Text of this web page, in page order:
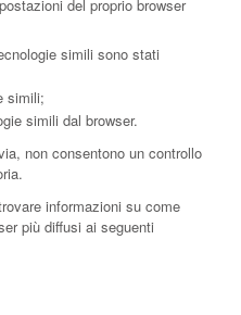
del proprio browser
simili sono stati
simili;
simili dal browser.
non consentono un controllo
informazioni su come
più diffusi ai seguenti